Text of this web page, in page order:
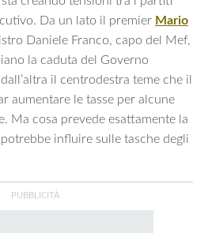
Da un lato il premier Mario
Daniele Franco, capo del Mef,
la caduta del Governo
il centrodestra teme che il
aumentare le tasse per alcune
Ma cosa prevede esattamente la
influire sulle tasche degli